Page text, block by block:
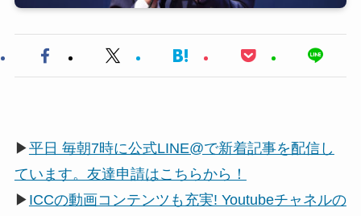
▶平日 毎朝7時に公式LINE@で新着記事を配信し
ています。友達申請はこちらから！
▶ ICCの動画コンテンツも充実! Youtubeチャネルの